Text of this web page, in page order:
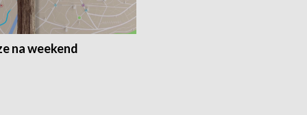
na weekend